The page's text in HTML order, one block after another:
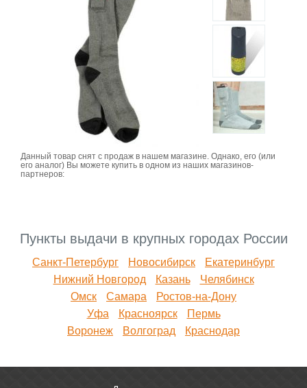
Данный товар снят с продаж в нашем магазине. Однако, его (или
его аналог) Вы можете купить в одном из наших магазинов-
партнеров:
Пункты выдачи в крупных городах России
Санкт-Петербург Новосибирск
Екатеринбург
Нижний Новгород
Казань
Челябинск
Омск
Самара
Ростов-на-Дону
Уфа
Красноярск
Пермь
Воронеж
Волгоград Краснодар